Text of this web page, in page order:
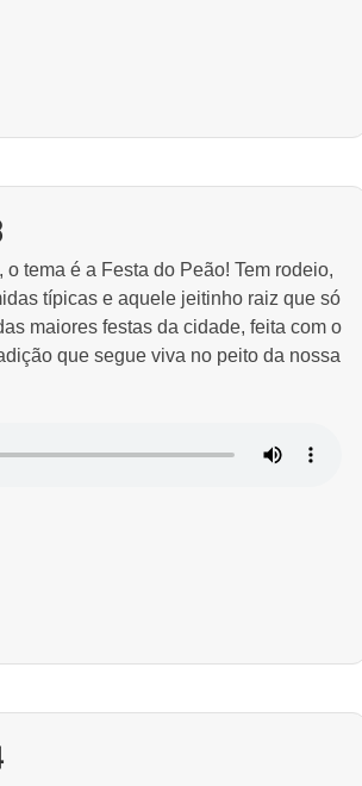
o tema é a Festa do Peão! Tem rodeio,
típicas e aquele jeitinho raiz que só
maiores festas da cidade, feita com o
que segue viva no peito da nossa